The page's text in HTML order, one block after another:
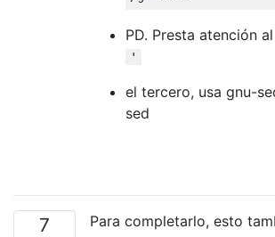
PD. Presta atención
'
el tercero, usa gnu-
sed
7 Para completarlo, esto